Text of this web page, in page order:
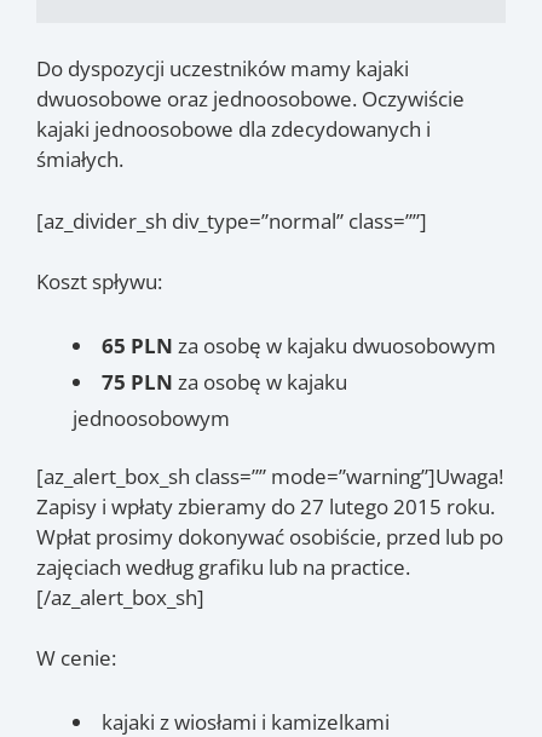
Do dyspozycji uczestników mamy kajaki
dwuosobowe oraz jednoosobowe. Oczywiście
kajaki jednoosobowe dla zdecydowanych i
śmiałych.
[az_divider_sh div_type=”normal” class=””]
Koszt spływu:
65 PLN za osobę w kajaku dwuosobowym
75 PLN za osobę w kajaku
jednoosobowym
[az_alert_box_sh class=”” mode=”warning”]Uwaga!
Zapisy i wpłaty zbieramy do 27 lutego 2015 roku.
Wpłat prosimy dokonywać osobiście, przed lub po
zajęciach według grafiku lub na practice.
[/az_alert_box_sh]
W cenie:
kajaki z wiosłami i kamizelkami